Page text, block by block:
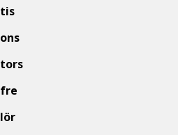
tis
ons
tors
fre
lör